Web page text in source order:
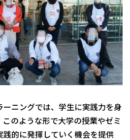
ーニングでは、学生に実践力を身
のような形で大学の授業やゼミ
的に発揮していく機会を提供